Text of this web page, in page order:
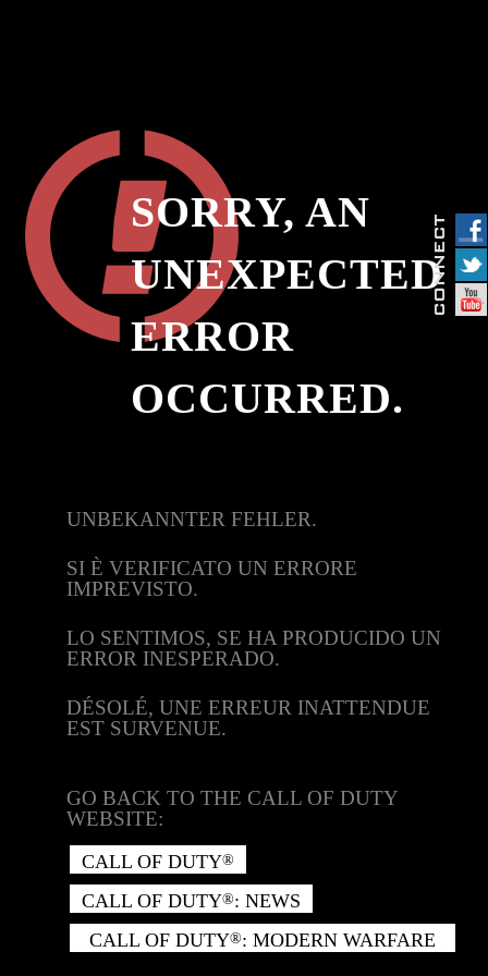
SORRY, AN
UNEXPECTED
ERROR
OCCURRED.
UNBEKANNTER FEHLER.
SI È VERIFICATO UN ERRORE
IMPREVISTO.
LO SENTIMOS, SE HA PRODUCIDO UN
ERROR INESPERADO.
DÉSOLÉ, UNE ERREUR INATTENDUE
EST SURVENUE.
GO BACK TO THE CALL OF DUTY
WEBSITE:
CALL OF DUTY®
CALL OF DUTY®: NEWS
CALL OF DUTY®: MODERN WARFARE